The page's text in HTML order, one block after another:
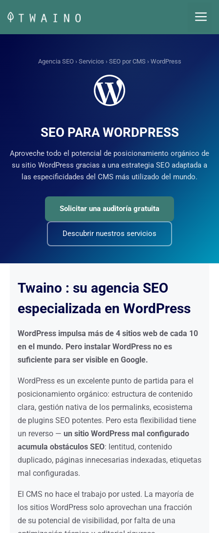
contenido
Agencia SEO› Servicios › SEO por CMS› WordPress
SEO PARA WORDPRESS
Aproveche todo el potencial de posicionamiento orgánico de
su sitio WordPress gracias a una estrategia SEO adaptada a
las especificidades del CMS más utilizado del mundo.
Solicitar una auditoría gratuita
Descubrir nuestros servicios
Twaino : su agencia SEO
especializada en WordPress
WordPress impulsa más de 4 sitios web de cada 10
en el mundo. Pero instalar WordPress no es
suficiente para ser visible en Google.
WordPress es un excelente punto de partida para el
posicionamiento orgánico: estructura de contenido
clara, gestión nativa de los permalinks, ecosistema
de plugins SEO potentes. Pero esta flexibilidad tiene
un reverso — un sitio WordPress mal configurado
acumula obstáculos SEO: lentitud, contenido
duplicado, páginas innecesarias indexadas, etiquetas
mal configuradas.
El CMS no hace el trabajo por usted. La mayoría de
los sitios WordPress solo aprovechan una fracción
de su potencial de visibilidad, por falta de una